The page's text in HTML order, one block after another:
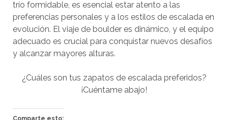
trío formidable, es esencial estar atento a las
preferencias personales y a los estilos de escalada en
evolución. El viaje de boulder es dinámico, y el equipo
adecuado es crucial para conquistar nuevos desafíos
y alcanzar mayores alturas.
¿Cuáles son tus zapatos de escalada preferidos?
¡Cuéntame abajo!
Comparte esto: